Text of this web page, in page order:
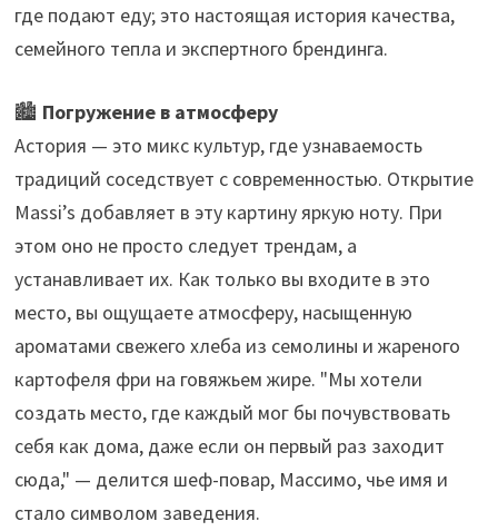
где подают еду; это настоящая история качества,
семейного тепла и экспертного брендинга.
🏙️ Погружение в атмосферу
Астория — это микс культур, где узнаваемость
традиций соседствует с современностью. Открытие
Massi’s добавляет в эту картину яркую ноту. При
этом оно не просто следует трендам, а
устанавливает их. Как только вы входите в это
место, вы ощущаете атмосферу, насыщенную
ароматами свежего хлеба из семолины и жареного
картофеля фри на говяжьем жире. "Мы хотели
создать место, где каждый мог бы почувствовать
себя как дома, даже если он первый раз заходит
сюда," — делится шеф-повар, Массимо, чье имя и
стало символом заведения.